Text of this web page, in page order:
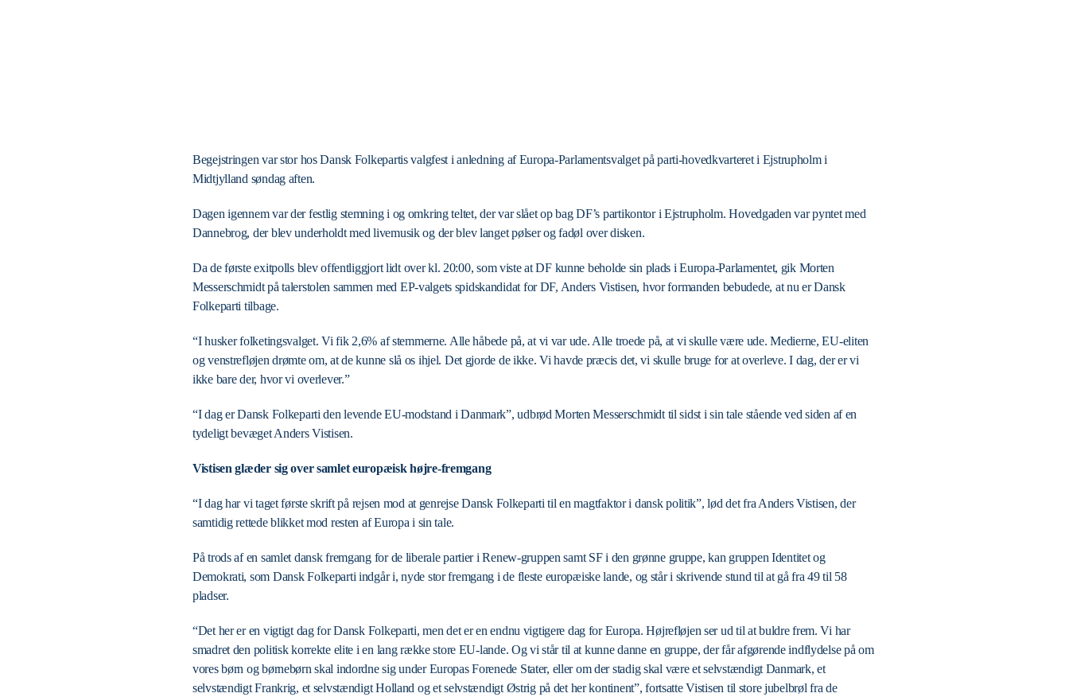
Begejstringen var stor hos Dansk Folkepartis valgfest i anledning af Europa-Parlamentsvalget på parti-hovedkvarteret i Ejstrupholm i
Midtjylland søndag aften.
Dagen igennem var der festlig stemning i og omkring teltet, der var slået op bag DF’s partikontor i Ejstrupholm. Hovedgaden var pyntet med
Dannebrog, der blev underholdt med livemusik og der blev langet pølser og fadøl over disken.
Da de første exitpolls blev offentliggjort lidt over kl. 20:00, som viste at DF kunne beholde sin plads i Europa-Parlamentet, gik Morten
Messerschmidt på talerstolen sammen med EP-valgets spidskandidat for DF, Anders Vistisen, hvor formanden bebudede, at nu er Dansk
Folkeparti tilbage.
“I husker folketingsvalget. Vi fik 2,6% af stemmerne. Alle håbede på, at vi var ude. Alle troede på, at vi skulle være ude. Medierne, EU-eliten
og venstrefløjen drømte om, at de kunne slå os ihjel. Det gjorde de ikke. Vi havde præcis det, vi skulle bruge for at overleve. I dag, der er vi
ikke bare der, hvor vi overlever.”
“I dag er Dansk Folkeparti den levende EU-modstand i Danmark”, udbrød Morten Messerschmidt til sidst i sin tale stående ved siden af en
tydeligt bevæget Anders Vistisen.
Vistisen glæder sig over samlet europæisk højre-fremgang
“I dag har vi taget første skrift på rejsen mod at genrejse Dansk Folkeparti til en magtfaktor i dansk politik”, lød det fra Anders Vistisen, der
samtidig rettede blikket mod resten af Europa i sin tale.
På trods af en samlet dansk fremgang for de liberale partier i Renew-gruppen samt SF i den grønne gruppe, kan gruppen Identitet og
Demokrati, som Dansk Folkeparti indgår i, nyde stor fremgang i de fleste europæiske lande, og står i skrivende stund til at gå fra 49 til 58
pladser.
“Det her er en vigtigt dag for Dansk Folkeparti, men det er en endnu vigtigere dag for Europa. Højrefløjen ser ud til at buldre frem. Vi har
smadret den politisk korrekte elite i en lang række store EU-lande. Og vi står til at kunne danne en gruppe, der får afgørende indflydelse på om
vores børn og børnebørn skal indordne sig under Europas Forenede Stater, eller om der stadig skal være et selvstændigt Danmark, et
selvstændigt Frankrig, et selvstændigt Holland og et selvstændigt Østrig på det her kontinent”, fortsatte Vistisen til store jubelbrøl fra de